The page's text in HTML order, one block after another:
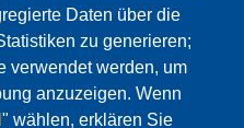
Daten über die
zu generieren;
verwendet werden, um
anzuzeigen. Wenn
wählen, erklären Sie
da die Google Maps
wurden.
MAPS COOKIES